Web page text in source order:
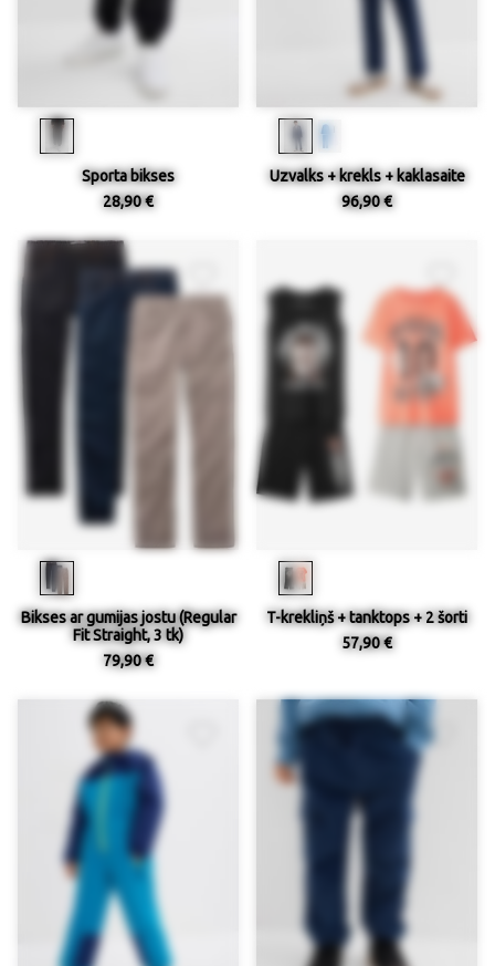
Sporta bikses
28,90 €
Uzvalks + krekls + kaklasaite
96,90 €
Bikses ar gumijas jostu (Regular
Fit Straight, 3 tk)
79,90 €
T-krekliņš + tanktops + 2 šorti
57,90 €